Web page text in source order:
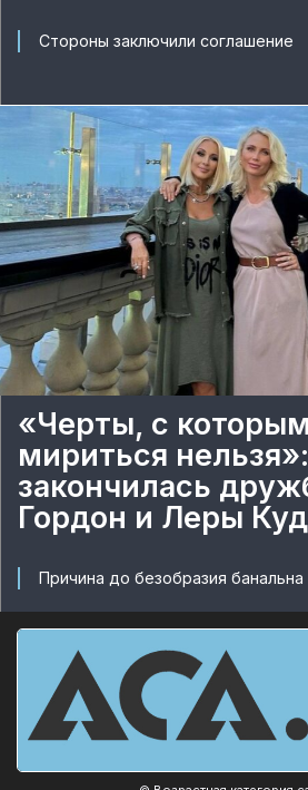
Стороны заключили соглашение
«Черты, с
мириться
закончилась
Гордон и Леры
Причина до безобразия банальна